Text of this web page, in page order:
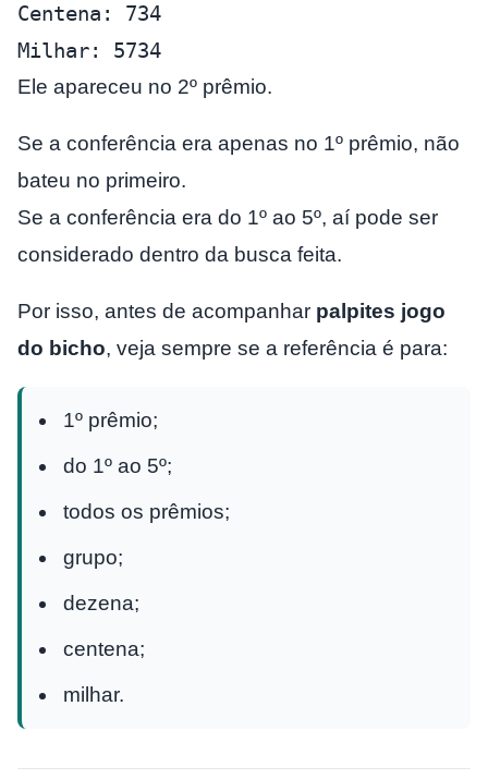
Centena: 734
Milhar: 5734
Ele apareceu no 2º prêmio.
Se a conferência era apenas no 1º prêmio, não
bateu no primeiro.
Se a conferência era do 1º ao 5º, aí pode ser
considerado dentro da busca feita.
Por isso, antes de acompanhar palpites jogo
do bicho, veja sempre se a referência é para:
1º prêmio;
do 1º ao 5º;
todos os prêmios;
grupo;
dezena;
centena;
milhar.